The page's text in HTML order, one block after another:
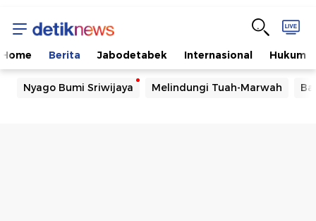
Home Berita Jabodetabek Internasional Hukum
Nyago Bumi Sriwijaya Melindungi Tuah-Marwah